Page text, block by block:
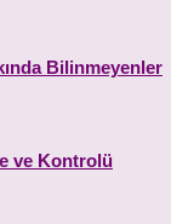
Bilinmeyenler
ve Kontrolü